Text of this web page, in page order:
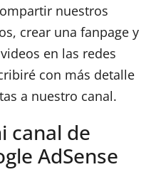
nuestros
crear una fanpage y
en las redes
con más detalle
a nuestro canal.
canal de
AdSense